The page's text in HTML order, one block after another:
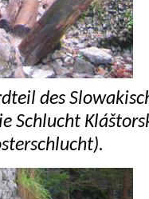
des
Schlucht